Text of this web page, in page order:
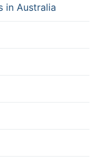
in Australia